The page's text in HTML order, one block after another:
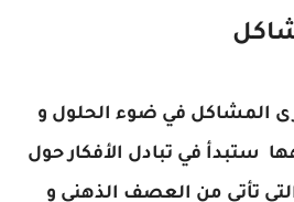
المشاكل في ضوء الحلول و
ستبدأ في تبادل الأفكار حول
التي تأتي من العصف الذهني و